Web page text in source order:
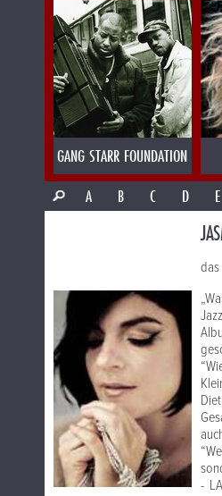
GANG STARR FOUNDATION
A
B C D E
das
-